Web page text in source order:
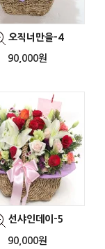
오직너만을-4
90,000원
선샤인데이-5
90,000원